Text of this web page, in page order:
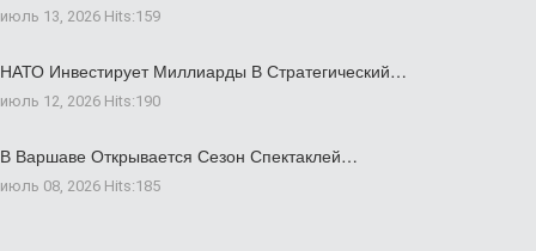
июль 13, 2026 Hits:159
НАТО Инвестирует Миллиарды В Стратегический…
июль 12, 2026 Hits:190
В Варшаве Открывается Сезон Спектаклей…
июль 08, 2026 Hits:185